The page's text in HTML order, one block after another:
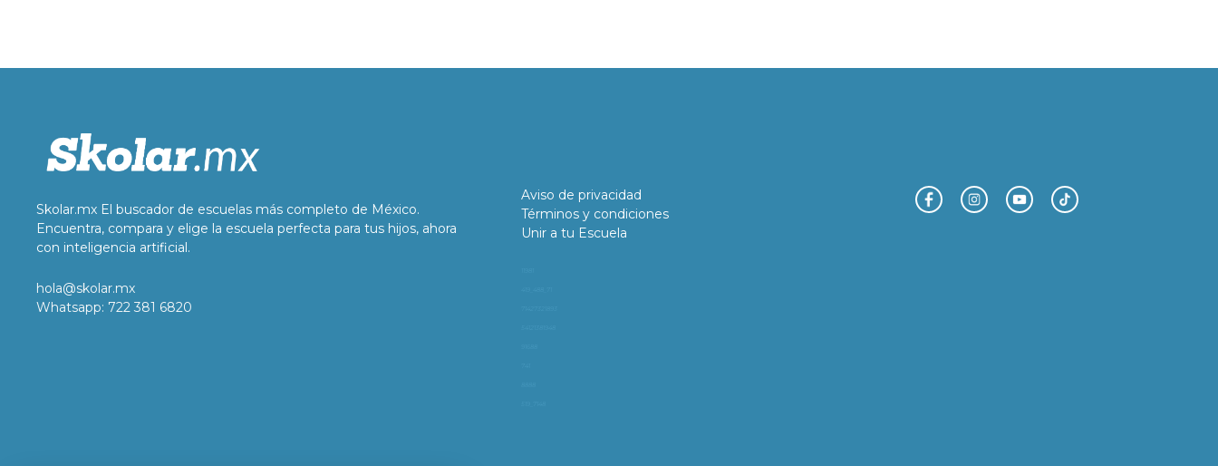
Skolar.mx El buscador de escuelas más completo de México.
Encuentra, compara y elige la escuela perfecta para tus hijos, ahora
con inteligencia artificial.
hola@skolar.mx
Whatsapp: 722 381 6820
Aviso de privacidad
Términos y condiciones
Unir a tu Escuela